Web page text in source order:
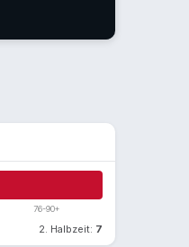
76-90+
2. Halbzeit: 7